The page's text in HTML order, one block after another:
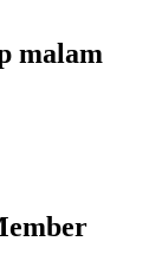
malam